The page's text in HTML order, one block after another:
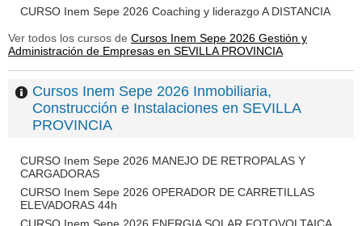
CURSO Inem Sepe 2026 Coaching y liderazgo A DISTANCIA
Ver todos los cursos de Cursos Inem Sepe 2026 Gestión y
Administración de Empresas en SEVILLA PROVINCIA
Cursos Inem Sepe 2026 Inmobiliaria,
Construcción e Instalaciones en SEVILLA
PROVINCIA
CURSO Inem Sepe 2026 MANEJO DE RETROPALAS Y
CARGADORAS
CURSO Inem Sepe 2026 OPERADOR DE CARRETILLAS
ELEVADORAS 44h